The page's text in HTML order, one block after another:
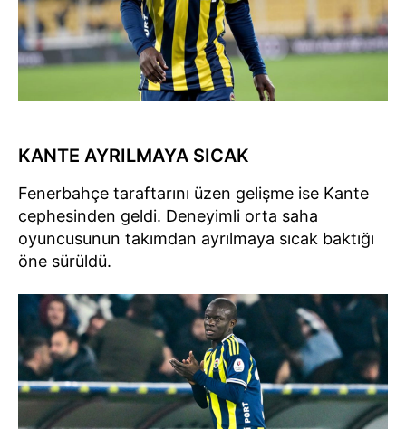
KANTE AYRILMAYA SICAK
Fenerbahçe taraftarını üzen gelişme ise Kante
cephesinden geldi. Deneyimli orta saha
oyuncusunun takımdan ayrılmaya sıcak baktığı
öne sürüldü.